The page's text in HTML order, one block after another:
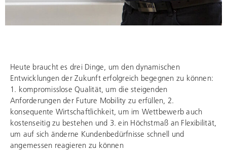
Heute braucht es drei Dinge, um den dynamischen
Entwicklungen der Zukunft erfolgreich begegnen zu können:
1. kompromisslose Qualität, um die steigenden
Anforderungen der Future Mobility zu erfüllen, 2.
konsequente Wirtschaftlichkeit, um im Wettbewerb auch
kostenseitig zu bestehen und 3. ein Höchstmaß an Flexibilität,
um auf sich änderne Kundenbedürfnisse schnell und
angemessen reagieren zu können